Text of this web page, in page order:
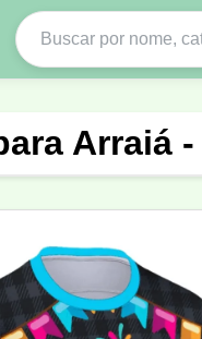
Agro Católica
Pedagogia
Arraiá